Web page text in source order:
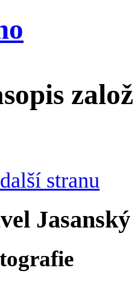
stranu
Jasanský